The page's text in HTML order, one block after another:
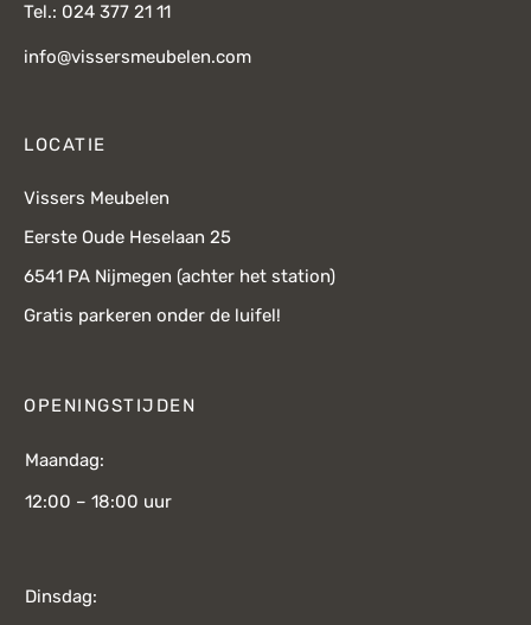
Tel.: 024 377 21 11
info@vissersmeubelen.com
LOCATIE
Vissers Meubelen
Eerste Oude Heselaan 25
6541 PA Nijmegen (achter het station)
Gratis parkeren onder de luifel!
OPENINGSTIJDEN
Maandag:
12:00 – 18:00 uur
Dinsdag: